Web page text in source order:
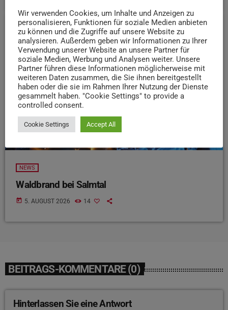
insert_link
NEWS
Waldbrand bei Salmtal
today 5. AUGUST 2026 14
BEITRAGS-KOMMENTARE (0)
Hinterlassen Sie eine Antwort
Wir verwenden Cookies, um Inhalte und Anzeigen zu
personalisieren, Funktionen für soziale Medien anbieten
zu können und die Zugriffe auf unsere Website zu
analysieren. Außerdem geben wir Informationen zu Ihrer
Verwendung unserer Website an unsere Partner für
soziale Medien, Werbung und Analysen weiter. Unsere
Partner führen diese Informationen möglicherweise mit
weiteren Daten zusammen, die Sie ihnen bereitgestellt
haben oder die sie im Rahmen Ihrer Nutzung der Dienste
gesammelt haben. "Cookie Settings" to provide a
controlled consent.
Cookie Settings Accept All